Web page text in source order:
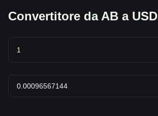
Convertitore da AB a USD